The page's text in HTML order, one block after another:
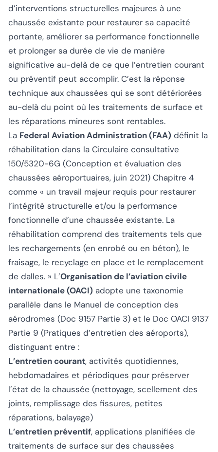
d’interventions structurelles majeures à une
chaussée existante pour restaurer sa capacité
portante, améliorer sa performance fonctionnelle
et prolonger sa durée de vie de manière
significative au-delà de ce que l’entretien courant
ou préventif peut accomplir. C’est la réponse
technique aux chaussées qui se sont détériorées
au-delà du point où les traitements de surface et
les réparations mineures sont rentables.
La Federal Aviation Administration (FAA) définit la
réhabilitation dans la Circulaire consultative
150/5320-6G (Conception et évaluation des
chaussées aéroportuaires, juin 2021) Chapitre 4
comme « un travail majeur requis pour restaurer
l’intégrité structurelle et/ou la performance
fonctionnelle d’une chaussée existante. La
réhabilitation comprend des traitements tels que
les rechargements (en enrobé ou en béton), le
fraisage, le recyclage en place et le remplacement
de dalles. » L’Organisation de l’aviation civile
internationale (OACI) adopte une taxonomie
parallèle dans le Manuel de conception des
aérodromes (Doc 9157 Partie 3) et le Doc OACI 9137
Partie 9 (Pratiques d’entretien des aéroports),
distinguant entre :
L’entretien courant, activités quotidiennes,
hebdomadaires et périodiques pour préserver
l’état de la chaussée (nettoyage, scellement des
joints, remplissage des fissures, petites
réparations, balayage)
L’entretien préventif, applications planifiées de
traitements de surface sur des chaussées